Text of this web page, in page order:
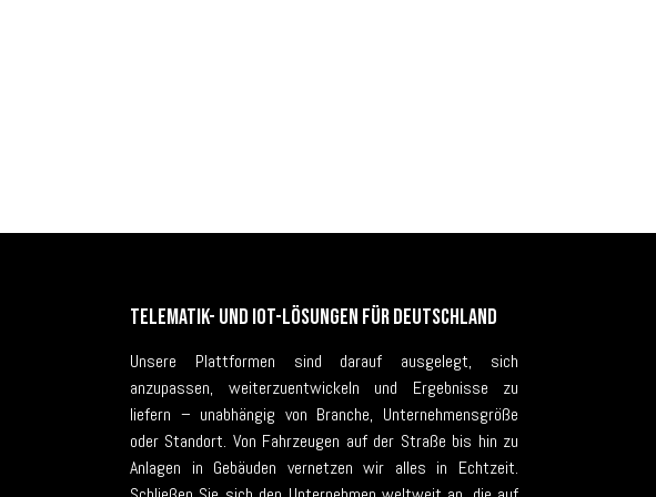
Telematik- und IoT-Lösungen für Deutschland
Unsere Plattformen sind darauf ausgelegt, sich
anzupassen, weiterzuentwickeln und Ergebnisse zu
liefern – unabhängig von Branche, Unternehmensgröße
oder Standort. Von Fahrzeugen auf der Straße bis hin zu
Anlagen in Gebäuden vernetzen wir alles in Echtzeit.